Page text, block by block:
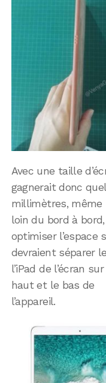
Avec une taille
gagnerait donc
millimètres, même
loin du bord à
optimiser l’espace
devraient séparer
l’iPad de l’écran
haut et le bas de
l’appareil.